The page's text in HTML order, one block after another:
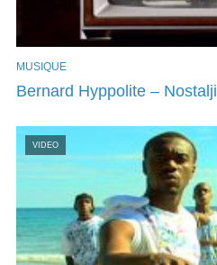
MUSIQUE
Bernard Hyppolite – Nostalji
VIDEO